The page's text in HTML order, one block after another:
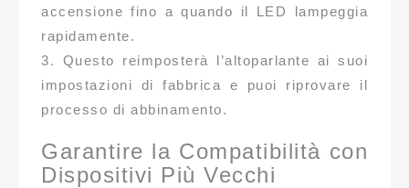
accensione fino a quando il LED lampeggia
rapidamente.
3. Questo reimposterà l’altoparlante ai suoi
impostazioni di fabbrica e puoi riprovare il
processo di abbinamento.
Garantire la Compatibilità con
Dispositivi Più Vecchi